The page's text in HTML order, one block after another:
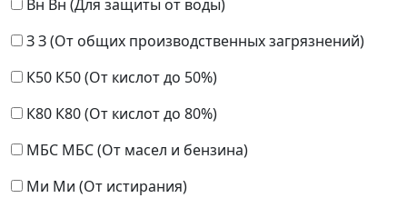
Вн Вн (Для защиты от воды)
ЗЗ (От общих производственных загрязнений)
К50 К50 (От кислот до 50%)
К80 К80 (От кислот до 80%)
МБС МБС (От масел и бензина)
Ми Ми (От истирания)